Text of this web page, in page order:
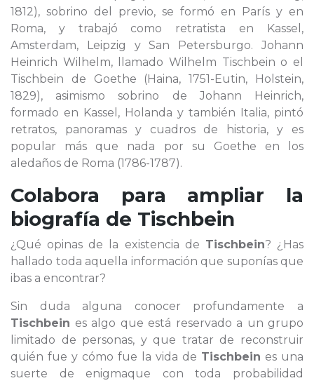
1812), sobrino del previo, se formó en París y en
Roma, y trabajó como retratista en Kassel,
Amsterdam, Leipzig y San Petersburgo. Johann
Heinrich Wilhelm, llamado Wilhelm Tischbein o el
Tischbein de Goethe (Haina, 1751-Eutin, Holstein,
1829), asimismo sobrino de Johann Heinrich,
formado en Kassel, Holanda y también Italia, pintó
retratos, panoramas y cuadros de historia, y es
popular más que nada por su Goethe en los
aledaños de Roma (1786-1787).
Colabora para ampliar la
biografía de Tischbein
¿Qué opinas de la existencia de Tischbein? ¿Has
hallado toda aquella información que suponías que
ibas a encontrar?
Sin duda alguna conocer profundamente a
Tischbein es algo que está reservado a un grupo
limitado de personas, y que tratar de reconstruir
quién fue y cómo fue la vida de Tischbein es una
suerte de enigmaque con toda probabilidad